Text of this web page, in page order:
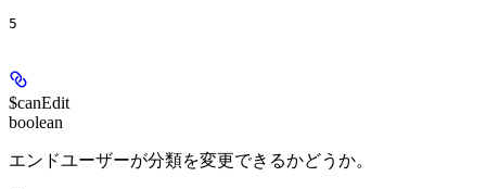
5
$canEdit
boolean
エンドユーザーが分類を変更できるかどうか。